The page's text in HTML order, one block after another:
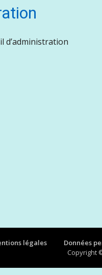
d’administration
légales
Données
Copyright